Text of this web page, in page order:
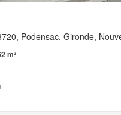
Podensac, Gironde,
m²